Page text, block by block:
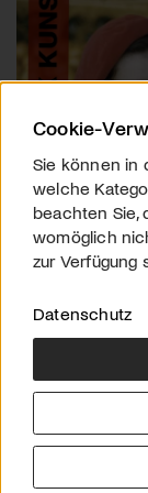
Über uns
Cookie-
Sie können in
welche
beachten Sie,
womöglich
zur Verfügung
Datenschutz